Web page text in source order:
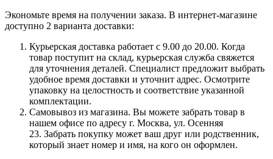
Экономьте время на получении заказа. В интернет-магазине
доступно 2 варианта доставки:
Курьерская доставка работает с 9.00 до 20.00. Когда
товар поступит на склад, курьерская служба свяжется
для уточнения деталей. Специалист предложит выбрать
удобное время доставки и уточнит адрес. Осмотрите
упаковку на целостность и соответствие указанной
комплектации.
Самовывоз из магазина. Вы можете забрать товар в
нашем офисе по адресу г. Москва, ул. Осенняя
23. Забрать покупку может ваш друг или родственник,
который знает номер и имя, на кого он оформлен.